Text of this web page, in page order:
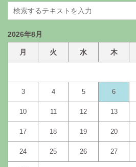
2026年8月
月 火 水 木
3 4 5 6
10 11 12 13
17 18 19 20
24 25 26 27